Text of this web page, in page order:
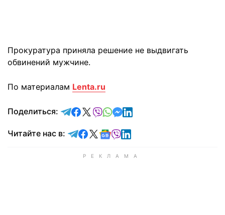
Прокуратура приняла решение не выдвигать
обвинений мужчине.
По материалам Lenta.ru
Поделиться: отправить в Telegram
поделиться в Facebook
поделиться в X
отправить в Viber
отправить в Whatsapp
отправить в Messenger
отправить в LinkedIn
Читайте нас в: Читайте в Telegram
Читайте в Facebook
Читайте в X
Читайте в Google news
Читайте в Viber
Читайте в LinkedIn